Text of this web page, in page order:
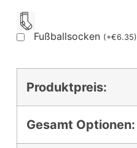
Fußballsocken (+€6.35)
Produktpreis:
Gesamt Optionen: